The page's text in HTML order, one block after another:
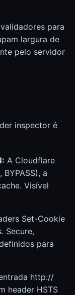
para
largura de
pelo servidor
inspector é
A Cloudflare
a
Visível
Set-Cookie
Secure,
para
http://
header HSTS